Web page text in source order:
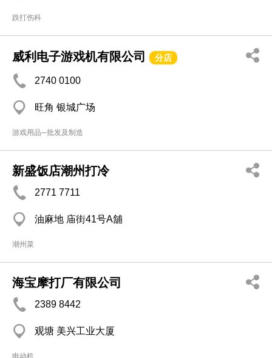
跌打伤科
威利电子游戏机有限公司 分店
2740 0100
旺角 银城广场
游戏用品─批发及制造
新盛饭店潮州打冷
2771 7711
油麻地 庙街41号A舖
潮州菜
海宝摩打厂有限公司
2389 8442
观塘 美兴工业大厦
电动机